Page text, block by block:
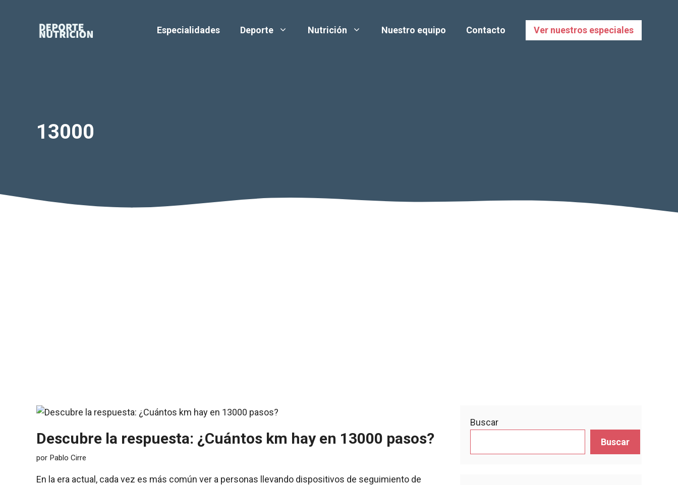
Especialidades Deporte Nutrición Nuestro equipo Contacto Ver nuestros especiales
13000
Descubre la respuesta: ¿Cuántos km hay en 13000 pasos?
por Pablo Cirre
En la era actual, cada vez es más común ver a personas llevando dispositivos de seguimiento de
Buscar
Buscar